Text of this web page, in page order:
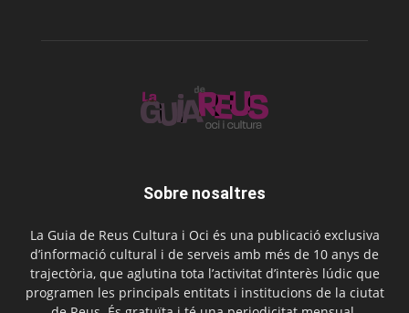
Sobre nosaltres
La Guia de Reus Cultura i Oci és una publicació exclusiva
d’informació cultural i de serveis amb més de 10 anys de
trajectòria, que aglutina tota l’activitat d’interès lúdic que
programen les principals entitats i institucions de la ciutat